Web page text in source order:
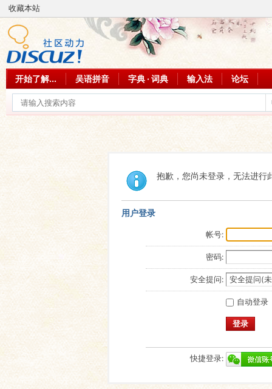
收藏本站
开始了解... 吴语拼音 字典 · 词典 输入法 论坛
抱歉，您尚未登录，无法进行
用户登录
帐号:
密码:
安全提问:
自动登录
登录
快捷登录: